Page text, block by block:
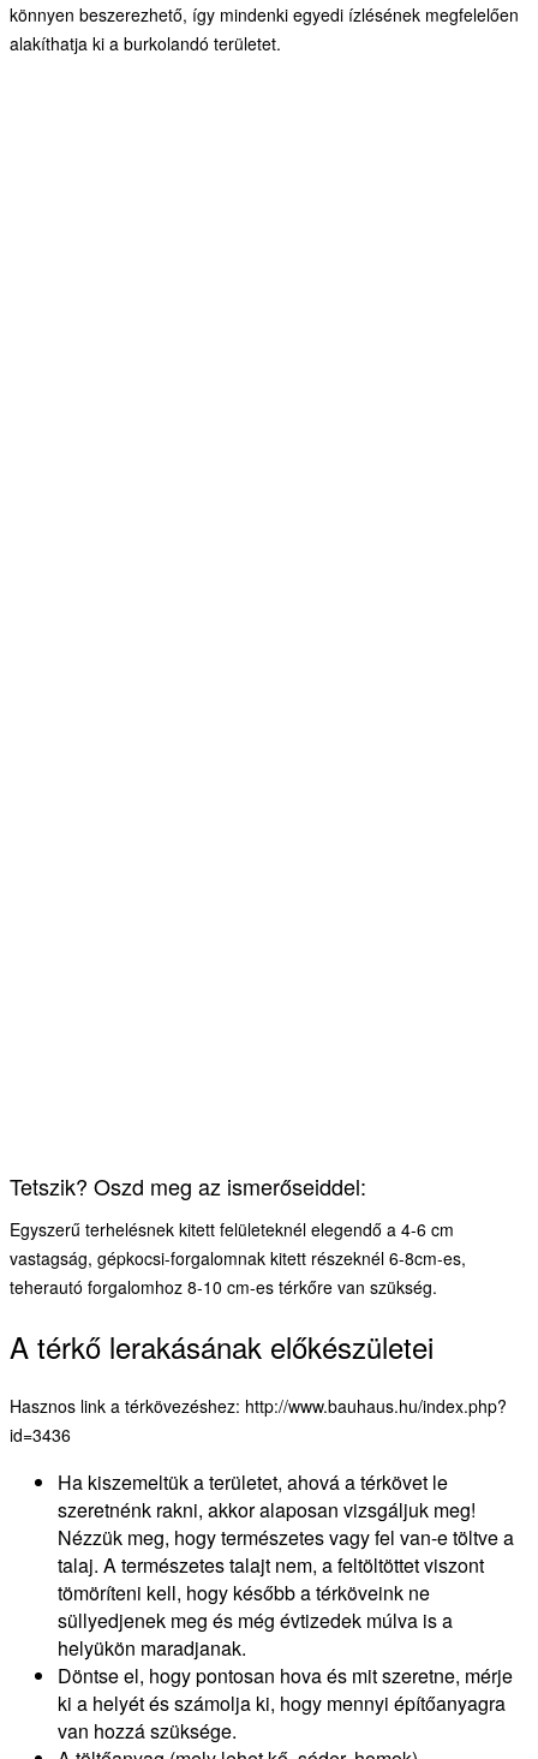
könnyen beszerezhető, így mindenki egyedi ízlésének megfelelően
alakíthatja ki a burkolandó területet.
Tetszik? Oszd meg az ismerőseiddel:
Egyszerű terhelésnek kitett felületeknél elegendő a 4-6 cm
vastagság, gépkocsi-forgalomnak kitett részeknél 6-8cm-es,
teherautó forgalomhoz 8-10 cm-es térkőre van szükség.
A térkő lerakásának előkészületei
Hasznos link a térkövezéshez: http://www.bauhaus.hu/index.php?
id=3436
Ha kiszemeltük a területet, ahová a térkövet le
szeretnénk rakni, akkor alaposan vizsgáljuk meg!
Nézzük meg, hogy természetes vagy fel van-e töltve a
talaj. A természetes talajt nem, a feltöltöttet viszont
tömöríteni kell, hogy később a térköveink ne
süllyedjenek meg és még évtizedek múlva is a
helyükön maradjanak.
Döntse el, hogy pontosan hova és mit szeretne, mérje
ki a helyét és számolja ki, hogy mennyi építőanyagra
van hozzá szüksége.